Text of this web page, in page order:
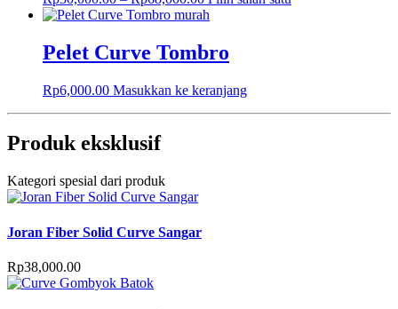
Pelet Curve Tombro
Rp6,000.00 Masukkan ke keranjang
Produk eksklusif
Kategori spesial dari produk
Joran Fiber Solid Curve Sangar
Rp38,000.00